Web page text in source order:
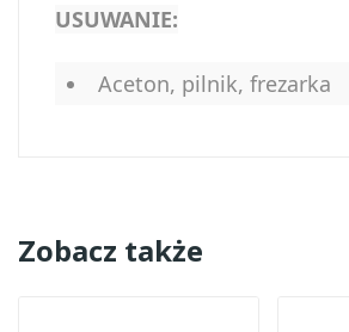
USUWANIE:
Aceton, pilnik, frezarka
Zobacz także